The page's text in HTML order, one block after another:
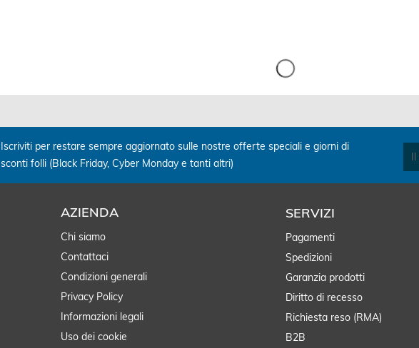
Iscriviti per restare sempre aggiornato sulle nostre offerte speciali e giorni di
sconti folli (Black Friday, Cyber Monday e tanti altri)
AZIENDA
Chi siamo
Contattaci
Condizioni generali
Privacy Policy
Informazioni legali
Uso dei cookie
SERVIZI
Pagamenti
Spedizioni
Garanzia prodotti
Diritto di recesso
Richiesta reso (RMA)
B2B